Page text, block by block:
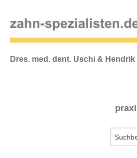
Dres. med. dent. Uschi &